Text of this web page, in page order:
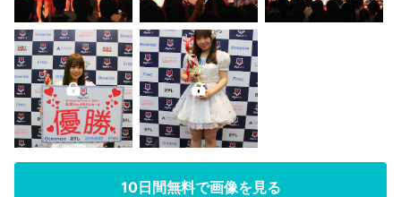
10日間無料で画像を見る